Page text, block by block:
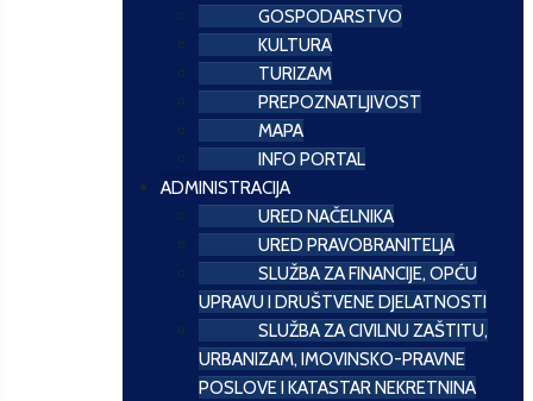
GOSPODARSTVO
KULTURA
TURIZAM
PREPOZNATLJIVOST
MAPA
INFO PORTAL
ADMINISTRACIJA
URED NAČELNIKA
URED PRAVOBRANITELJA
SLUŽBA ZA FINANCIJE, OPĆU
UPRAVU I DRUŠTVENE DJELATNOSTI
SLUŽBA ZA CIVILNU ZAŠTITU,
URBANIZAM, IMOVINSKO-PRAVNE
POSLOVE I KATASTAR NEKRETNINA